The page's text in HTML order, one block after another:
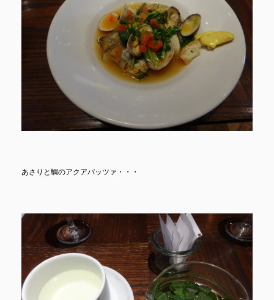
あさりと鯛のアクアパッツァ・・・